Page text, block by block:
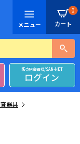
0
販売店会員様/SAN-NET
ログイン
器具